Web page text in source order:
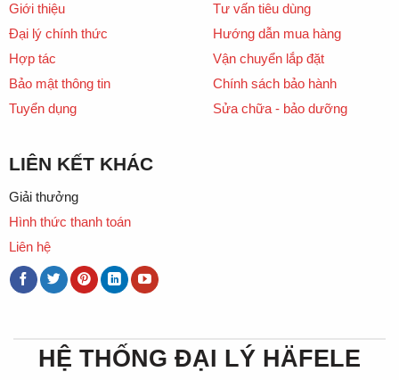
Giới thiệu
Đại lý chính thức
Hợp tác
Bảo mật thông tin
Tuyển dụng
Tư vấn tiêu dùng
Hướng dẫn mua hàng
Vận chuyển lắp đặt
Chính sách bảo hành
Sửa chữa - bảo dưỡng
LIÊN KẾT KHÁC
Giải thưởng
Hình thức thanh toán
Liên hệ
HỆ THỐNG ĐẠI LÝ HÄFELE